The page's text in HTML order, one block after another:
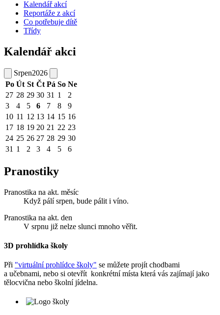
Kalendář akcí
Reportáže z akcí
Co potřebuje dítě
Třídy
Kalendář akci
Srpen2026
Po Út St Čt Pá So Ne
27 28 29 30 31 1
2
3
4 5 6 7 8
9
10 11 12 13 14 15 16
17 18 19 20 21 22 23
24 25 26 27 28 29 30
31 1 2 3 4 5 6
Pranostiky
Pranostika na akt. měsíc
Když pálí srpen, bude pálit i víno.
Pranostika na akt. den
V srpnu již nelze slunci mnoho věřit.
3D prohlídka školy
Při "virtuální prohlídce školy" se můžete projít chodbami
a učebnami, nebo si otevřít konkrétní místa která vás zajímají jako
tělocvična nebo školní jídelna.